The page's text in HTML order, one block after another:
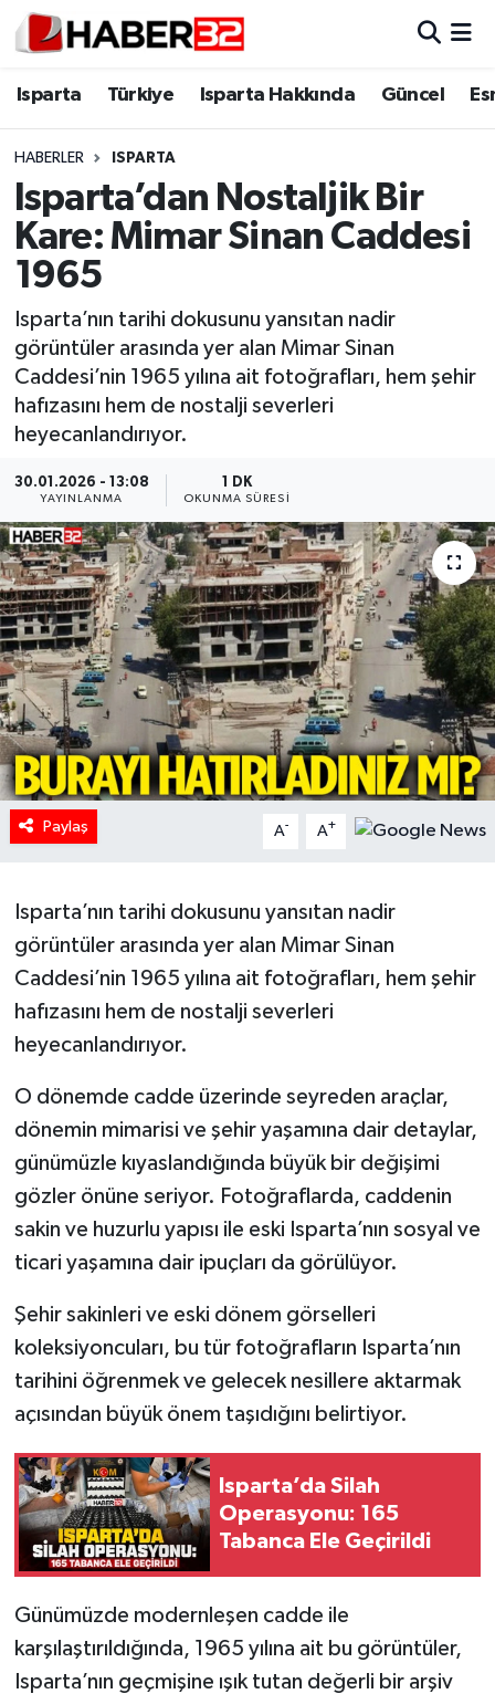
Isparta Türkiye Isparta Hakkında Güncel
HABERLER ISPARTA
Isparta’dan Nostaljik Bir
Kare: Mimar Sinan Caddesi
1965
Isparta’nın tarihi dokusunu yansıtan nadir
görüntüler arasında yer alan Mimar Sinan
Caddesi’nin 1965 yılına ait fotoğrafları, hem şehir
hafızasını hem de nostalji severleri
heyecanlandırıyor.
30.01.2026 - 13:08
YAYINLANMA
1 DK
OKUNMA SÜRESI
Paylaş A- A+
Isparta’nın tarihi dokusunu yansıtan nadir
görüntüler arasında yer alan Mimar Sinan
Caddesi’nin 1965 yılına ait fotoğrafları, hem şehir
hafızasını hem de nostalji severleri
heyecanlandırıyor.
O dönemde cadde üzerinde seyreden araçlar,
dönemin mimarisi ve şehir yaşamına dair detaylar,
günümüzle kıyaslandığında büyük bir değişimi
gözler önüne seriyor. Fotoğraflarda, caddenin
sakin ve huzurlu yapısı ile eski Isparta’nın sosyal ve
ticari yaşamına dair ipuçları da görülüyor.
Şehir sakinleri ve eski dönem görselleri
koleksiyoncuları, bu tür fotoğrafların Isparta’nın
tarihini öğrenmek ve gelecek nesillere aktarmak
açısından büyük önem taşıdığını belirtiyor.
Isparta’da Silah
Operasyonu: 165
Tabanca Ele Geçirildi
Günümüzde modernleşen cadde ile
karşılaştırıldığında, 1965 yılına ait bu görüntüler,
Isparta’nın geçmişine ışık tutan değerli bir arşiv
Isparta
Esnaf Diyor ki;
ASAYİŞ
BİLİM VE TEKNOLOJİ
EĞİTİM
GENEL
Güncel
HABERDE İNSAN
İlginç
KÜLTÜR SANAT
MAGAZİN
Oyun
POLİTİKA
Spor
Tarihi Yapılarımız
Teknoloji
Türkiye
İletişim
Künye
Isparta Nöbetçi Eczaneler
Isparta Trafik Yoğunluk Haritası
Süper Lig Puan Durumu ve Fikstür
Tüm Manşetler
Son Dakika Haberleri
Haber Arşivi